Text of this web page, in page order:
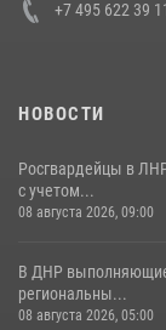
+7 495 622 39
НОВОСТИ
Росгвардейцы в
с учетом...
08 августа 2026, 09:00
В ДНР
региональны...
08 августа 2026, 05:00